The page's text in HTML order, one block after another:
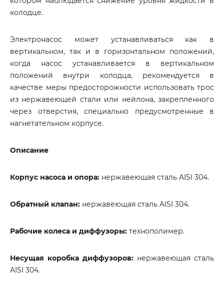
колодце.
Электронасос может устанавливаться как в
вертикальном, так и в горизонтальном положений,
когда насос устанавливается в вертикальном
положений внутри колодца, рекомендуется в
качестве меры предосторожности использовать трос
из нержавеющей стали или нейлона, закрепленного
через отверстия, специально предусмотренные в
нагнетательном корпусе.
Описание
Корпус насоса и опора: нержавеющая сталь AISI 304.
Обратный клапан: нержавеющая сталь AISI 304.
Рабочие колеса и диффузоры: технополимер.
Несущая коробка диффузоров: нержавеющая сталь
AISI 304.